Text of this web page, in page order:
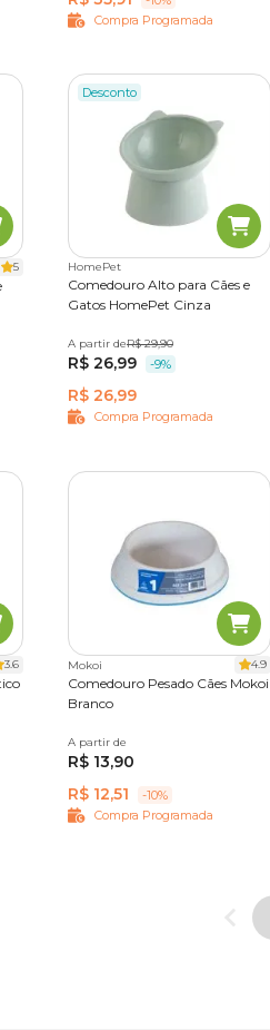
Compra Programada
5
Desconto
HomePet
Comedouro Alto para Cães e
Gatos HomePet Cinza
500 ml
A partir deR$ 29,90
R$ 26,99 -9%
R$ 26,99
Compra Programada
3.6 Mokoi 4.9
Comedouro Pesado Cães Mokoi
Branco
150 ml
1,1 L
1,8 L
A partir de
R$ 13,90
R$ 12,51
-10%
Compra Programada